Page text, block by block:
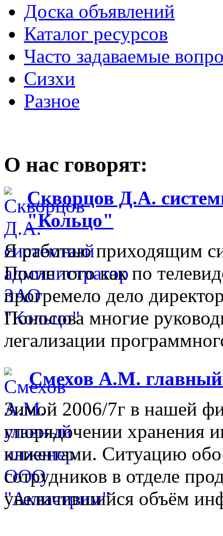
Доска объявлений
Каталог ресурсов
Часто задаваемые
Сизхи
Разное
О нас говорят:
Скворцов Д.А.
"Кольцо"
Я работаю приходящим
После того как по
прогремело дело
Поносова многие
легализации
Смехов А.М.
Зимой 2006/7г в нашей
упорядочении хранения
клиентами. Ситуацию
сотрудников в отделе
увеличившийся объём